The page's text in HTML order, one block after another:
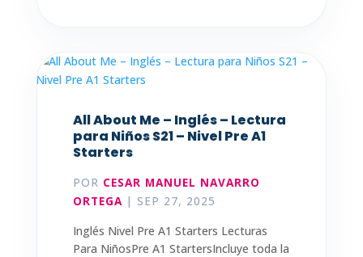
All About Me – Inglés – Lectura
para Niños S21 – Nivel Pre A1
Starters
POR CESAR MANUEL NAVARRO
ORTEGA | SEP 27, 2025
Inglés Nivel Pre A1 Starters Lecturas
Para NiñosPre A1 StartersIncluye toda la